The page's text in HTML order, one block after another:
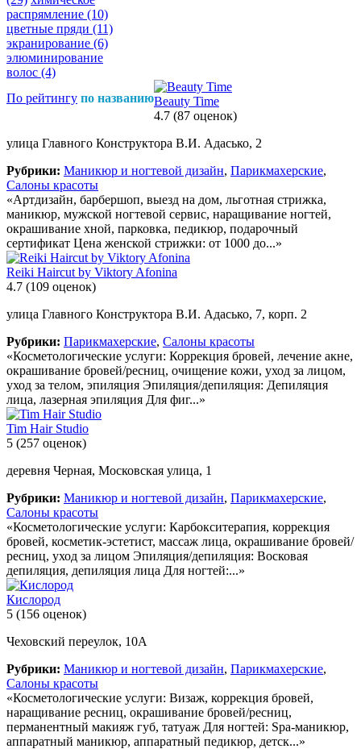
распрямление (10)
цветные пряди (11)
экранирование (6)
элюминирование
волос (4)
По рейтингу по названиюBeauty Time
4.7 (87 оценок)
улица Главного Конструктора В.И. Адасько, 2
Рубрики: Маникюр и ногтевой дизайн, Парикмахерские,
Салоны красоты
«Артдизайн, барбершоп, выезд на дом, льготная стрижка,
маникюр, мужской ногтевой сервис, наращивание ногтей,
окрашивание хной, парковка, педикюр, подарочный
сертификат Цена женской стрижки: от 1000 до...»
Reiki Haircut by Viktory Afonina
4.7 (109 оценок)
улица Главного Конструктора В.И. Адасько, 7, корп. 2
Рубрики: Парикмахерские, Салоны красоты
«Косметологические услуги: Коррекция бровей, лечение акне,
окрашивание бровей/ресниц, очищение кожи, уход за лицом,
уход за телом, эпиляция Эпиляция/депиляция: Депиляция
лица, лазерная эпиляция Для фиг...»
Tim Hair Studio
5 (257 оценок)
деревня Черная, Московская улица, 1
Рубрики: Маникюр и ногтевой дизайн, Парикмахерские,
Салоны красоты
«Косметологические услуги: Карбокситерапия, коррекция
бровей, косметик-эстетист, массаж лица, окрашивание бровей/
ресниц, уход за лицом Эпиляция/депиляция: Восковая
депиляция, депиляция лица Для ногтей:...»
Кислород
5 (156 оценок)
Чеховский переулок, 10А
Рубрики: Маникюр и ногтевой дизайн, Парикмахерские,
Салоны красоты
«Косметологические услуги: Визаж, коррекция бровей,
наращивание ресниц, окрашивание бровей/ресниц,
перманентный макияж губ, татуаж Для ногтей: Spa-маникюр,
аппаратный маникюр, аппаратный педикюр, детск...»